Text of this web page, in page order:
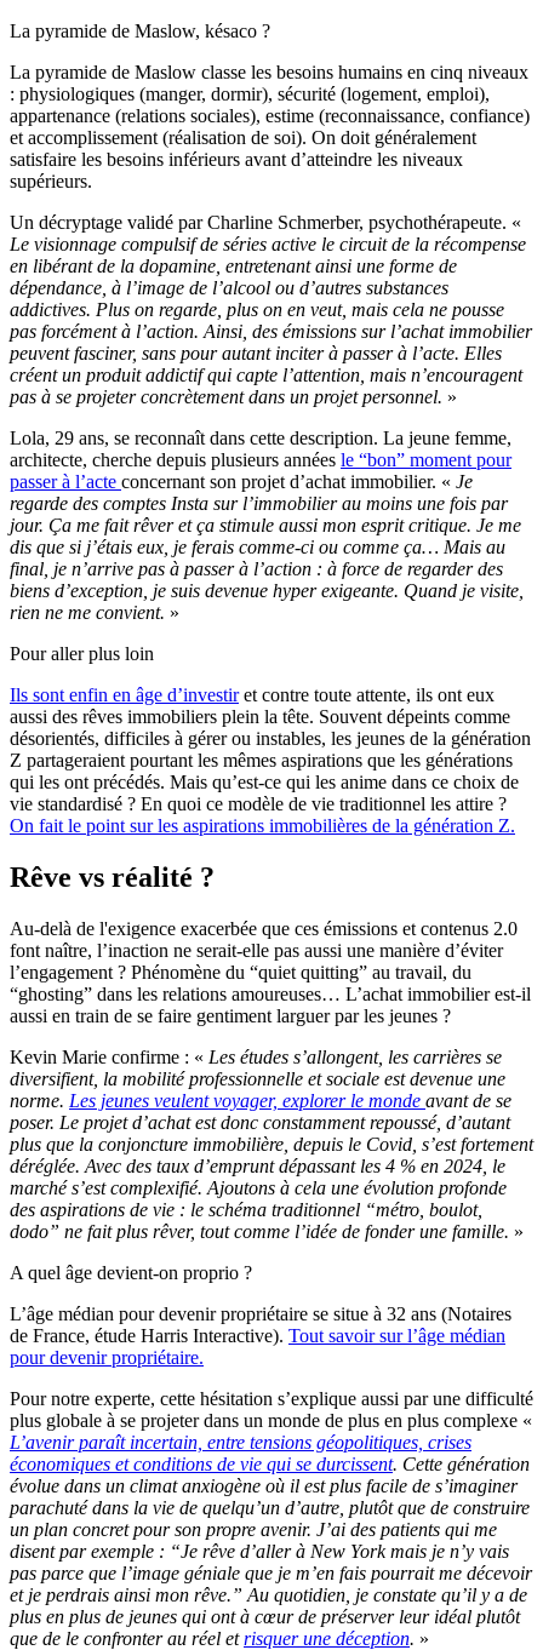
La pyramide de Maslow, késaco ?
La pyramide de Maslow classe les besoins humains en cinq niveaux
: physiologiques (manger, dormir), sécurité (logement, emploi),
appartenance (relations sociales), estime (reconnaissance, confiance)
et accomplissement (réalisation de soi). On doit généralement
satisfaire les besoins inférieurs avant d’atteindre les niveaux
supérieurs.
Un décryptage validé par Charline Schmerber, psychothérapeute. «
Le visionnage compulsif de séries active le circuit de la récompense
en libérant de la dopamine, entretenant ainsi une forme de
dépendance, à l’image de l’alcool ou d’autres substances
addictives. Plus on regarde, plus on en veut, mais cela ne pousse
pas forcément à l’action. Ainsi, des émissions sur l’achat immobilier
peuvent fasciner, sans pour autant inciter à passer à l’acte. Elles
créent un produit addictif qui capte l’attention, mais n’encouragent
pas à se projeter concrètement dans un projet personnel. »
Lola, 29 ans, se reconnaît dans cette description. La jeune femme,
architecte, cherche depuis plusieurs années le “bon” moment pour
passer à l’acte concernant son projet d’achat immobilier. « Je
regarde des comptes Insta sur l’immobilier au moins une fois par
jour. Ça me fait rêver et ça stimule aussi mon esprit critique. Je me
dis que si j’étais eux, je ferais comme-ci ou comme ça… Mais au
final, je n’arrive pas à passer à l’action : à force de regarder des
biens d’exception, je suis devenue hyper exigeante. Quand je visite,
rien ne me convient. »
Pour aller plus loin
Ils sont enfin en âge d’investiret contre toute attente, ils ont eux
aussi des rêves immobiliers plein la tête. Souvent dépeints comme
désorientés, difficiles à gérer ou instables, les jeunes de la génération
Z partageraient pourtant les mêmes aspirations que les générations
qui les ont précédés. Mais qu’est-ce qui les anime dans ce choix de
vie standardisé ? En quoi ce modèle de vie traditionnel les attire ?
On fait le point sur les aspirations immobilières de la génération Z.
Rêve vs réalité ?
Au-delà de l'exigence exacerbée que ces émissions et contenus 2.0
font naître, l’inaction ne serait-elle pas aussi une manière d’éviter
l’engagement ? Phénomène du “quiet quitting” au travail, du
“ghosting” dans les relations amoureuses… L’achat immobilier est-il
aussi en train de se faire gentiment larguer par les jeunes ?
Kevin Marie confirme : « Les études s’allongent, les carrières se
diversifient, la mobilité professionnelle et sociale est devenue une
norme. Les jeunes veulent voyager, explorer le monde avant de se
poser. Le projet d’achat est donc constamment repoussé, d’autant
plus que la conjoncture immobilière, depuis le Covid, s’est fortement
déréglée. Avec des taux d’emprunt dépassant les 4 % en 2024, le
marché s’est complexifié. Ajoutons à cela une évolution profonde
des aspirations de vie : le schéma traditionnel “métro, boulot,
dodo” ne fait plus rêver, tout comme l’idée de fonder une famille. »
A quel âge devient-on proprio ?
L’âge médian pour devenir propriétaire se situe à 32 ans (Notaires
de France, étude Harris Interactive). Tout savoir sur l’âge médian
pour devenir propriétaire.
Pour notre experte, cette hésitation s’explique aussi par une difficulté
plus globale à se projeter dans un monde de plus en plus complexe «
L’avenir paraît incertain, entre tensions géopolitiques, crises
économiques et conditions de vie qui se durcissent. Cette génération
évolue dans un climat anxiogène où il est plus facile de s’imaginer
parachuté dans la vie de quelqu’un d’autre, plutôt que de construire
un plan concret pour son propre avenir. J’ai des patients qui me
disent par exemple : “Je rêve d’aller à New York mais je n’y vais
pas parce que l’image géniale que je m’en fais pourrait me décevoir
et je perdrais ainsi mon rêve.” Au quotidien, je constate qu’il y a de
plus en plus de jeunes qui ont à cœur de préserver leur idéal plutôt
que de le confronter au réel etrisquer une déception. »